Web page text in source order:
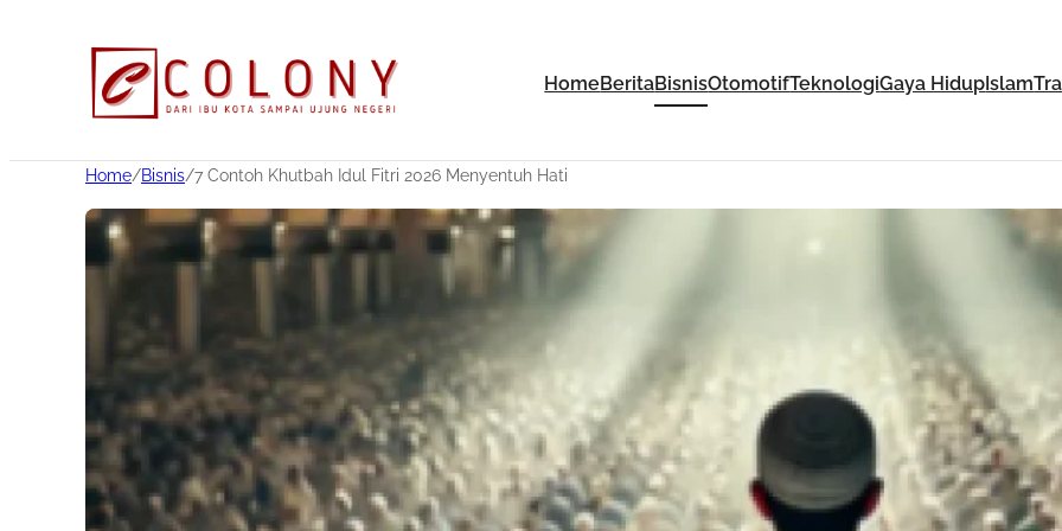
HomeBeritaBisnisOtomotifTeknologiGaya Hidup Islam
Home/Bisnis/7 Contoh Khutbah Idul Fitri 2026 Menyentuh Hati